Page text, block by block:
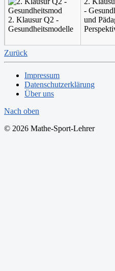
2. Klausur Q2 -
Gesundheitsmodelle
-
und
Zurück
Impressum
Datenschutzerklärung
Über uns
Nach oben
© 2026 Mathe-Sport-Lehrer